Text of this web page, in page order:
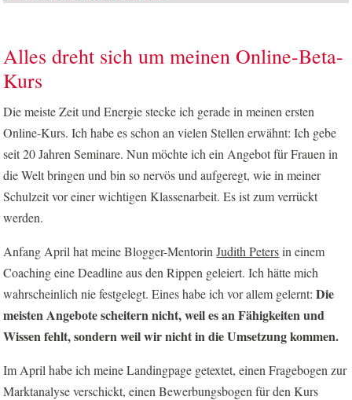
Alles dreht sich um meinen Online-Beta-
Kurs
Die meiste Zeit und Energie stecke ich gerade in meinen ersten
Online-Kurs. Ich habe es schon an vielen Stellen erwähnt: Ich gebe
seit 20 Jahren Seminare. Nun möchte ich ein Angebot für Frauen in
die Welt bringen und bin so nervös und aufgeregt, wie in meiner
Schulzeit vor einer wichtigen Klassenarbeit. Es ist zum verrückt
werden.
Anfang April hat meine Blogger-MentorinJudith Petersin einem
Coaching eine Deadline aus den Rippen geleiert. Ich hätte mich
wahrscheinlich nie festgelegt. Eines habe ich vor allem gelernt:Die
meisten Angebote scheitern nicht, weil es an Fähigkeiten und
Wissen fehlt, sondern weil wir nicht in die Umsetzung kommen.
Im April habe ich meine Landingpage getextet, einen Fragebogen zur
Marktanalyse verschickt, einen Bewerbungsbogen für den Kurs